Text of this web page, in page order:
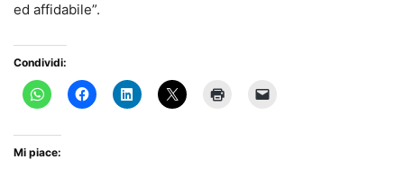
ed affidabile”.
Condividi:
Mi piace: